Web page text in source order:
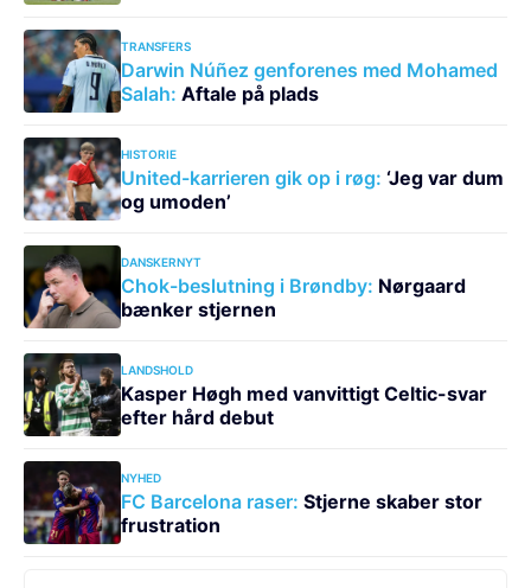
TRANSFERS
Darwin Núñez genforenes med Mohamed
Salah: Aftale på plads
HISTORIE
United-karrieren gik op i røg: ‘Jeg var dum
og umoden’
DANSKERNYT
Chok-beslutning i Brøndby: Nørgaard
bænker stjernen
LANDSHOLD
Kasper Høgh med vanvittigt Celtic-svar
efter hård debut
NYHED
FC Barcelona raser: Stjerne skaber stor
frustration